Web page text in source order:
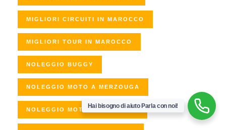
MIGLIORI CIRCUITI IN MAROCCO
MIGLIORI TOUR IN MAROCCO
NOLEGGIO BUGGY
NOLEGGIO MOTO A MERZOUGA
NOLEGGIO MOTO KTM SAHARA
Hai bisogno di aiuto Parla con noi!